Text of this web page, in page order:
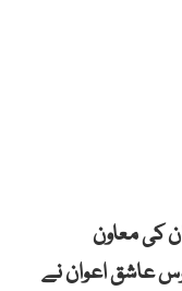
کی معاون
عاشق اعوان نے